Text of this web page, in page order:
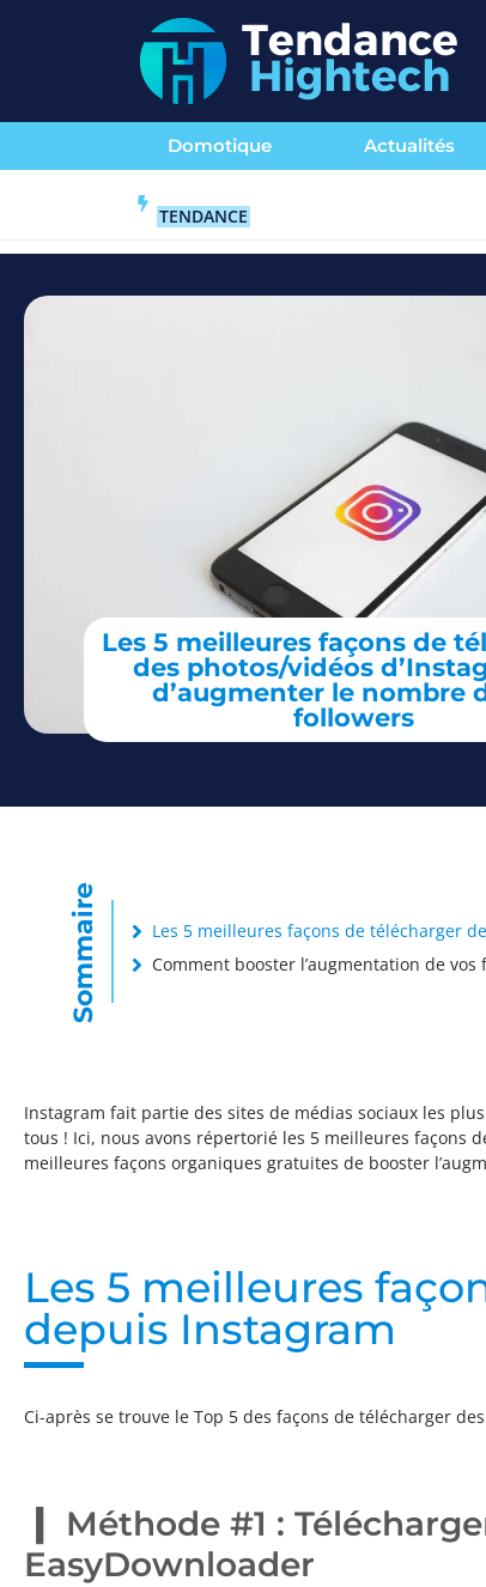
Domotique Actualités
TENDANCE
Les 5 meilleures façons de
des photos/vidéos
d’augmenter le nombre
followers
Sommaire
Les 5 meilleures façons de télécharger
Comment booster l’augmentation de
Instagram fait partie des sites de médias sociaux les
tous ! Ici, nous avons répertorié les 5 meilleures façons
meilleures façons organiques gratuites de booster
Les 5 meilleures
depuis Instagram
Ci-après se trouve le Top 5 des façons de télécharger
Méthode #1 :
EasyDownloader